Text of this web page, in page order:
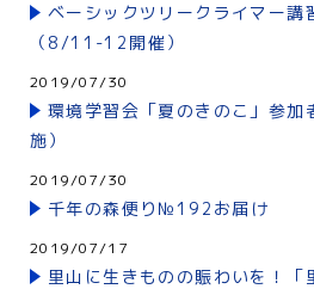
ベーシックツリークライマー
（8/11-12開催）
2019/07/30
環境学習会「夏のきのこ」参
施）
2019/07/30
千年の森便り№192お届け
2019/07/17
里山に生きものの賑わいを！「